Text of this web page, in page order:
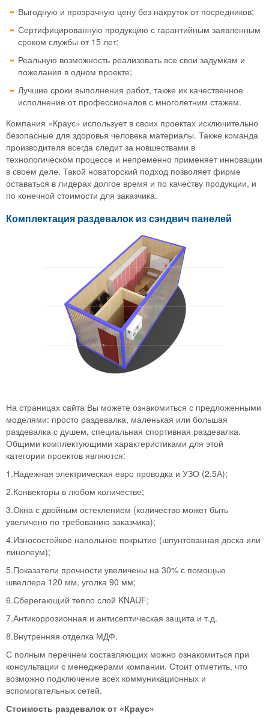
Выгодную и прозрачную цену без накруток от посредников;
Сертифицированную продукцию с гарантийным заявленным
сроком службы от 15 лет;
Реальную возможность реализовать все свои задумкам и
пожелания в одном проекте;
Лучшие сроки выполнения работ, также их качественное
исполнение от профессионалов с многолетним стажем.
Компания «Краус» использует в своих проектах исключительно
безопасные для здоровья человека материалы. Также команда
производителя всегда следит за новшествами в
технологическом процессе и непременно применяет инновации
в своем деле. Такой новаторский подход позволяет фирме
оставаться в лидерах долгое время и по качеству продукции, и
по конечной стоимости для заказчика.
Комплектация раздевалок из сэндвич панелей
На страницах сайта Вы можете ознакомиться с предложенными
моделями: просто раздевалка, маленькая или большая
раздевалка с душем, специальная спортивная раздевалка.
Общими комплектующими характеристиками для этой
категории проектов являются:
1.Надежная электрическая евро проводка и УЗО (2,5А);
2.Конвекторы в любом количестве;
3.Окна с двойным остеклением (количество может быть
увеличено по требованию заказчика);
4.Износостойкое напольное покрытие (шпунтованная доска или
линолеум);
5.Показатели прочности увеличены на 30% с помощью
швеллера 120 мм, уголка 90 мм;
6.Сберегающий тепло слой KNAUF;
7.Антикоррозионная и антисептическая защита и т.д.
8.Внутренняя отделка МДФ.
С полным перечнем составляющих можно ознакомиться при
консультации с менеджерами компании. Стоит отметить, что
возможно подключение всех коммуникационных и
вспомогательных сетей.
Стоимость раздевалок от «Краус»